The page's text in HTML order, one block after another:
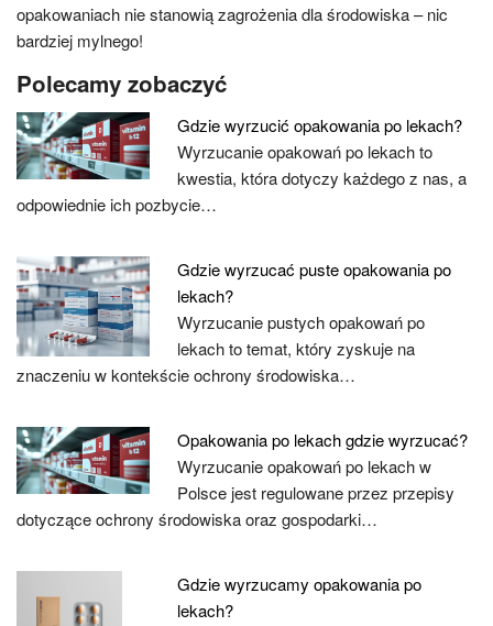
opakowaniach nie stanowią zagrożenia dla środowiska – nic
bardziej mylnego!
Polecamy zobaczyć
Gdzie wyrzucić opakowania po lekach?
Wyrzucanie opakowań po lekach to
kwestia, która dotyczy każdego z nas, a
odpowiednie ich pozbycie…
Gdzie wyrzucać puste opakowania po
lekach?
Wyrzucanie pustych opakowań po
lekach to temat, który zyskuje na
znaczeniu w kontekście ochrony środowiska…
Opakowania po lekach gdzie wyrzucać?
Wyrzucanie opakowań po lekach w
Polsce jest regulowane przez przepisy
dotyczące ochrony środowiska oraz gospodarki…
Gdzie wyrzucamy opakowania po
lekach?